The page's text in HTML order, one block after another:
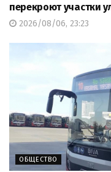
перекроют участки
2026/08/06, 23:23
ОБЩЕСТВО